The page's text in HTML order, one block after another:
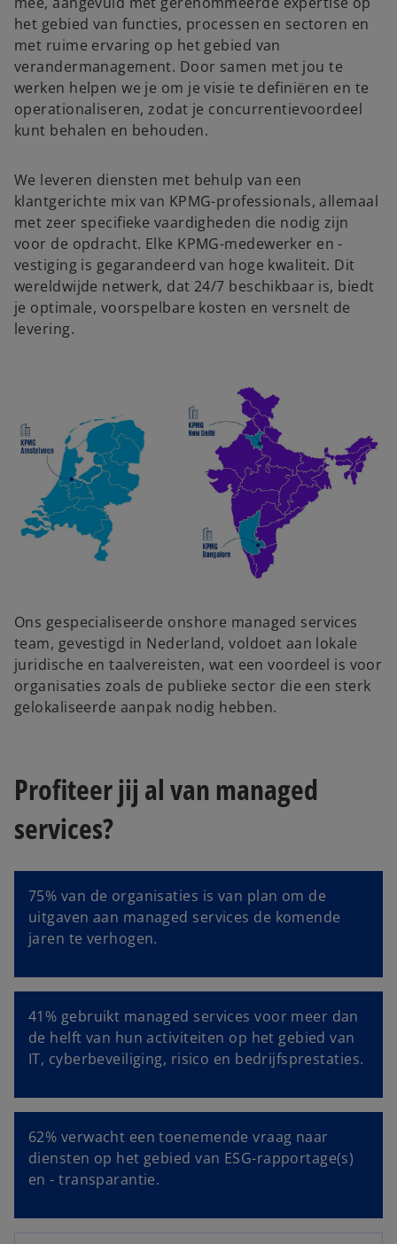
het gebied van functies, processen en sectoren en
met ruime ervaring op het gebied van
verandermanagement. Door samen met jou te
werken helpen we je om je visie te definiëren en te
operationaliseren, zodat je concurrentievoordeel
kunt behalen en behouden.
We leveren diensten met behulp van een
klantgerichte mix van KPMG-professionals, allemaal
met zeer specifieke vaardigheden die nodig zijn
voor de opdracht. Elke KPMG-medewerker en -
vestiging is gegarandeerd van hoge kwaliteit. Dit
wereldwijde netwerk, dat 24/7 beschikbaar is, biedt
je optimale, voorspelbare kosten en versnelt de
levering.
Ons gespecialiseerde onshore managed services
team, gevestigd in Nederland, voldoet aan lokale
juridische en taalvereisten, wat een voordeel is voor
organisaties zoals de publieke sector die een sterk
gelokaliseerde aanpak nodig hebben.
Profiteer jij al van managed
services?
75% van de organisaties is van plan om de
uitgaven aan managed services de komende
jaren te verhogen.
41% gebruikt managed services voor meer dan
de helft van hun activiteiten op het gebied van
IT, cyberbeveiliging, risico en bedrijfsprestaties.
62% verwacht een toenemende vraag naar
diensten op het gebied van ESG-rapportage(s)
en - transparantie.